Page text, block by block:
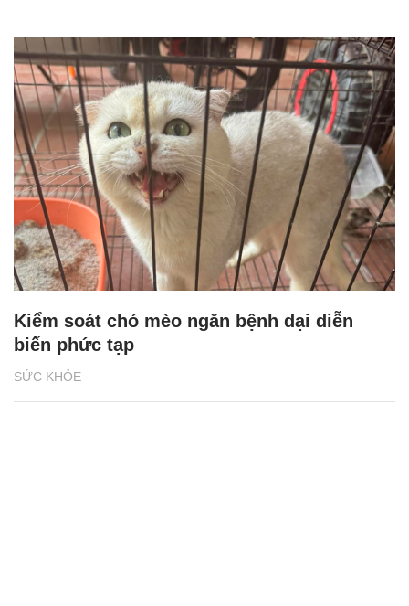
SỨC KHỎE
Kiểm soát chó mèo ngăn bệnh dại diễn
biến phức tạp